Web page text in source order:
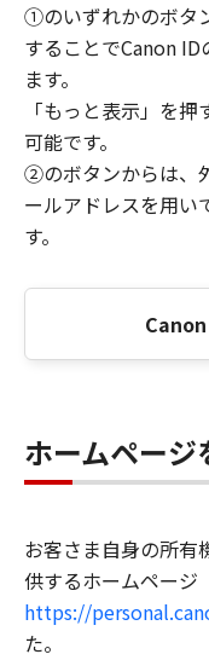
①のいずれかのボタ
することでCanon
ます。
「もっと表示」を
可能です。
②のボタンからは、
ールアドレスを用い
す。
ホームペー
お客さま自身の所有
供するホームページ
https://
た。